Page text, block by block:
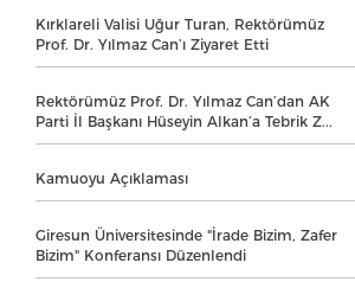
Kırklareli Valisi Uğur Turan, Rektörümüz
Prof. Dr. Yılmaz Can’ı Ziyaret Etti
Rektörümüz Prof. Dr. Yılmaz Can’dan AK
Parti İl Başkanı Hüseyin Alkan’a Tebrik Z...
Kamuoyu Açıklaması
Giresun Üniversitesinde "İrade Bizim, Zafer
Bizim" Konferansı Düzenlendi